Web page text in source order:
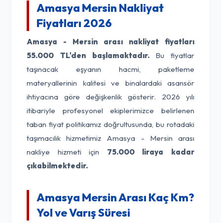
Amasya Mersin Nakliyat
Fiyatları 2026
Amasya - Mersin arası nakliyat fiyatları
55.000 TL'den başlamaktadır.Bu fiyatlar
taşınacak eşyanın hacmi, paketleme
materyallerinin kalitesi ve binalardaki asansör
ihtiyacına göre değişkenlik gösterir. 2026 yılı
itibariyle profesyonel ekiplerimizce belirlenen
taban fiyat politikamız doğrultusunda, bu rotadaki
taşımacılık hizmetimiz Amasya - Mersin arası
nakliye hizmeti için 75.000 liraya kadar
çıkabilmektedir.
Amasya Mersin Arası Kaç Km?
Yol ve Varış Süresi